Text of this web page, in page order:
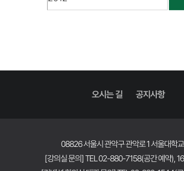
오시는 길 공지사항
08826 서울시 관악구 관악로 1 서울대학
[강의실 문의] TEL 02-880-7158(공간 예약),